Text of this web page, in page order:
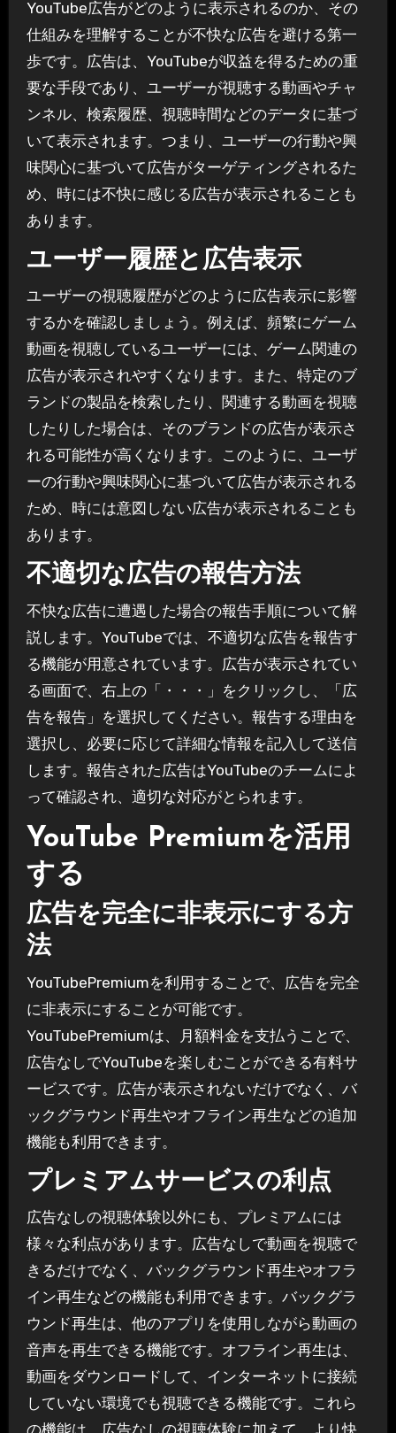
YouTube広告がどのように表示されるのか、その
仕組みを理解することが不快な広告を避ける第一
歩です。広告は、YouTubeが収益を得るための重
要な手段であり、ユーザーが視聴する動画やチャ
ンネル、検索履歴、視聴時間などのデータに基づ
いて表示されます。つまり、ユーザーの行動や興
味関心に基づいて広告がターゲティングされるた
め、時には不快に感じる広告が表示されることも
あります。
ユーザー履歴と広告表示
ユーザーの視聴履歴がどのように広告表示に影響
するかを確認しましょう。例えば、頻繁にゲーム
動画を視聴しているユーザーには、ゲーム関連の
広告が表示されやすくなります。また、特定のブ
ランドの製品を検索したり、関連する動画を視聴
したりした場合は、そのブランドの広告が表示さ
れる可能性が高くなります。このように、ユーザ
ーの行動や興味関心に基づいて広告が表示される
ため、時には意図しない広告が表示されることも
あります。
不適切な広告の報告方法
不快な広告に遭遇した場合の報告手順について解
説します。YouTubeでは、不適切な広告を報告す
る機能が用意されています。広告が表示されてい
る画面で、右上の「・・・」をクリックし、「広
告を報告」を選択してください。報告する理由を
選択し、必要に応じて詳細な情報を記入して送信
します。報告された広告はYouTubeのチームによ
って確認され、適切な対応がとられます。
YouTube Premiumを活用
する
広告を完全に非表示にする方
法
YouTubePremiumを利用することで、広告を完全
に非表示にすることが可能です。
YouTubePremiumは、月額料金を支払うことで、
広告なしでYouTubeを楽しむことができる有料サ
ービスです。広告が表示されないだけでなく、バ
ックグラウンド再生やオフライン再生などの追加
機能も利用できます。
プレミアムサービスの利点
広告なしの視聴体験以外にも、プレミアムには
様々な利点があります。広告なしで動画を視聴で
きるだけでなく、バックグラウンド再生やオフラ
イン再生などの機能も利用できます。バックグラ
ウンド再生は、他のアプリを使用しながら動画の
音声を再生できる機能です。オフライン再生は、
動画をダウンロードして、インターネットに接続
していない環境でも視聴できる機能です。これら